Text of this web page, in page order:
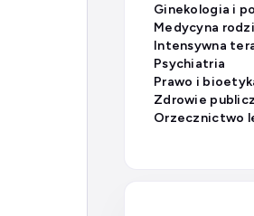
Ginekologia i
Medycyna
Intensywna
Psychiatria
Prawo i
Zdrowie
Orzecznictwo